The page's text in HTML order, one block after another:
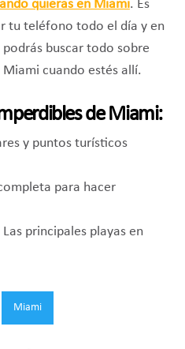
quieras en Miami. Es
tu teléfono todo el día y en
buscar todo sobre
cuando estés allí.
de Miami:
y puntos turísticos
para hacer
Las principales playas en
Miami